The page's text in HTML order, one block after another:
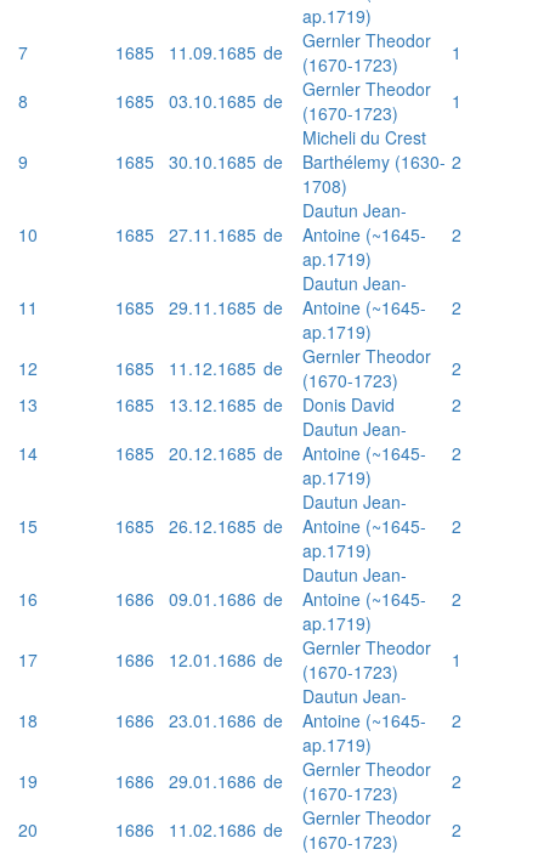
ap.1719)
7 1685 11.09.1685 de
Gernler Theodor
(1670-1723)
1
8
1685 03.10.1685 de
Gernler Theodor
(1670-1723)
1
9 1685 30.10.1685 de
Micheli du Crest
Barthélemy (1630-
1708)
2
10 1685 27.11.1685 de
Dautun Jean-
Antoine (~1645-
ap.1719)
2
11 1685 29.11.1685 de
Dautun Jean-
Antoine (~1645-
ap.1719)
2
12 1685 11.12.1685 de
Gernler Theodor
(1670-1723)
2
13
1685 13.12.1685 de Donis David
2
14
1685 20.12.1685 de
Dautun Jean-
Antoine (~1645-
ap.1719)
2
15 1685 26.12.1685 de
Dautun Jean-
Antoine (~1645-
ap.1719)
2
16 1686 09.01.1686 de
Dautun Jean-
Antoine (~1645-
ap.1719)
2
17 1686 12.01.1686 de
Gernler Theodor
(1670-1723)
1
18 1686 23.01.1686 de
Dautun Jean-
Antoine (~1645-
ap.1719)
2
19 1686 29.01.1686 de
Gernler Theodor
(1670-1723)
2
20
1686 11.02.1686 de
Gernler Theodor
(1670-1723)
2